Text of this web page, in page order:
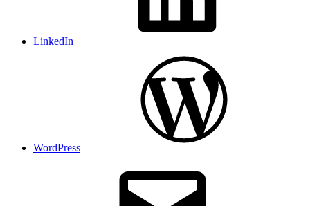
LinkedIn
WordPress